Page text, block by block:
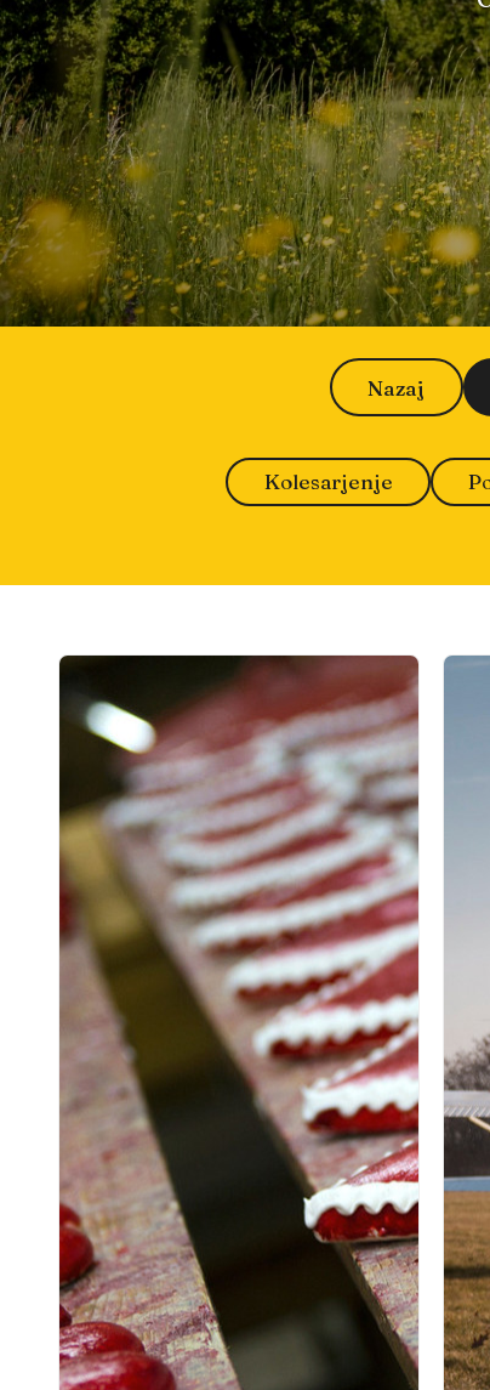
Nazaj
Kolesarjenje